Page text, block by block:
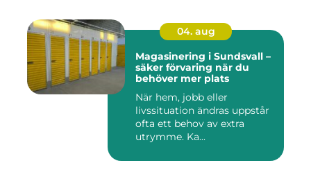
04. aug
Magasinering i Sundsvall –
säker förvaring när du
behöver mer plats
När hem, jobb eller
livssituation ändras uppstår
ofta ett behov av extra
utrymme. Ka...